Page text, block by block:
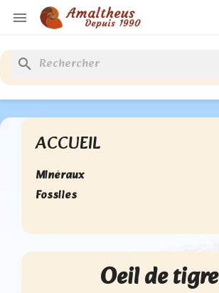

search
ACCUEIL
Minéraux
Fossiles
Oeil de tigre